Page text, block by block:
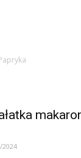
2024